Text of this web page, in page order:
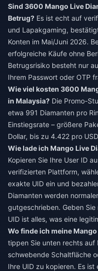
Sind 3600 Mango Live
Betrug? Es ist echt auf
und Lapakgaming,
Konten im Mai/Juni 2026.
erfolgreiche Käufe ohne
Betrugsrisiko besteht nur
Ihrem Passwort oder OTP
Wie viel kosten 3600
in Malaysia? Die Promo-
etwa 991 Diamanten pro
Einstiegsrate – größere
Dollar, bis zu 4.422 pro
Wie lade ich Mango Live
Kopieren Sie Ihre User ID
verifizierten Plattform,
exakte UID ein und
Diamanten werden
gutgeschrieben. Geben
UID ist alles, was eine
Wo finde ich meine Mango
tippen Sie unten rechts auf
schwebende Schaltfläche
Ihre UID zu kopieren. Es